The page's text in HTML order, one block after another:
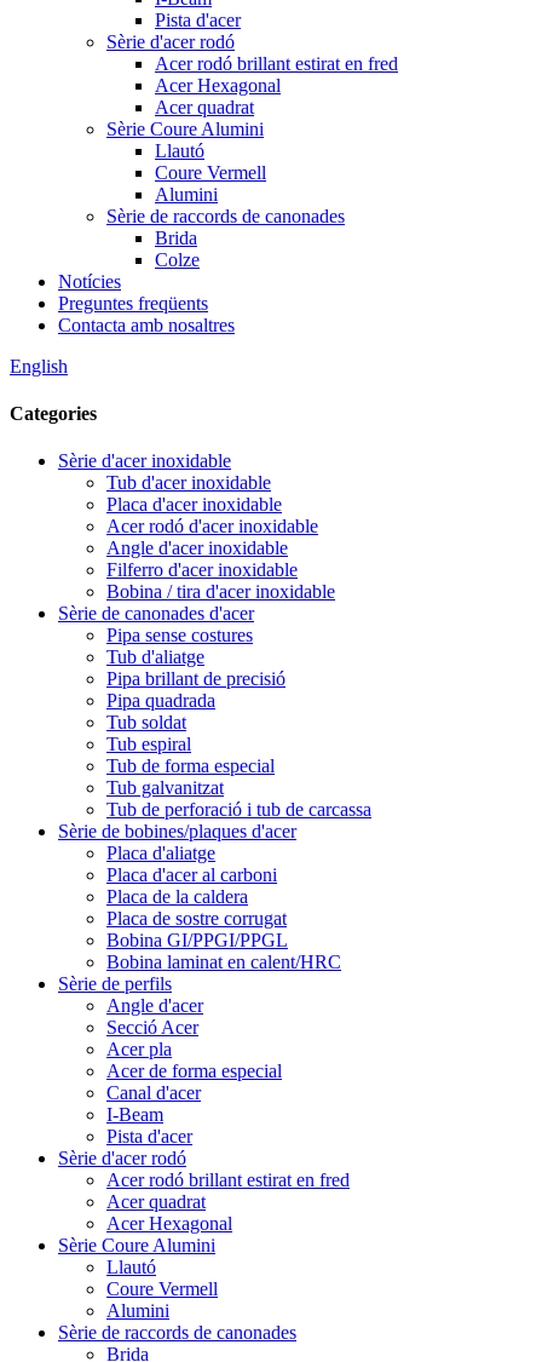
Pista d'acer
Sèrie d'acer rodó
Acer rodó brillant estirat en fred
Acer Hexagonal
Acer quadrat
Sèrie Coure Alumini
Llautó
Coure Vermell
Alumini
Sèrie de raccords de canonades
Brida
Colze
Notícies
Preguntes freqüents
Contacta amb nosaltres
English
Categories
Sèrie d'acer inoxidable
Tub d'acer inoxidable
Placa d'acer inoxidable
Acer rodó d'acer inoxidable
Angle d'acer inoxidable
Filferro d'acer inoxidable
Bobina / tira d'acer inoxidable
Sèrie de canonades d'acer
Pipa sense costures
Tub d'aliatge
Pipa brillant de precisió
Pipa quadrada
Tub soldat
Tub espiral
Tub de forma especial
Tub galvanitzat
Tub de perforació i tub de carcassa
Sèrie de bobines/plaques d'acer
Placa d'aliatge
Placa d'acer al carboni
Placa de la caldera
Placa de sostre corrugat
Bobina GI/PPGI/PPGL
Bobina laminat en calent/HRC
Sèrie de perfils
Angle d'acer
Secció Acer
Acer pla
Acer de forma especial
Canal d'acer
I-Beam
Pista d'acer
Sèrie d'acer rodó
Acer rodó brillant estirat en fred
Acer quadrat
Acer Hexagonal
Sèrie Coure Alumini
Llautó
Coure Vermell
Alumini
Sèrie de raccords de canonades
Brida